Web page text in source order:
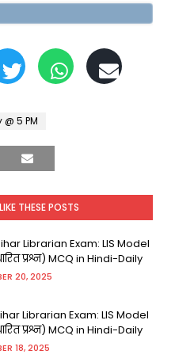
@ 5 PM
THESE POSTS
Librarian Exam: LIS Model
प्रश्न) MCQ in Hindi-Daily
20, 2025
Librarian Exam: LIS Model
प्रश्न) MCQ in Hindi-Daily
18, 2025